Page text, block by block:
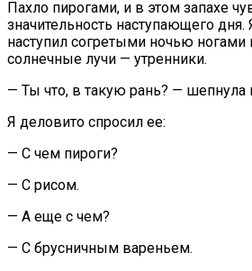
Пахло пирогами, и в этом запахе
значительность наступающего дня.
наступил согретыми ночью
солнечные лучи — утренники.
— Ты что, в такую рань? —
Я деловито спросил ее:
— С чем пироги?
— С рисом.
— А еще с чем?
— С брусничным вареньем.